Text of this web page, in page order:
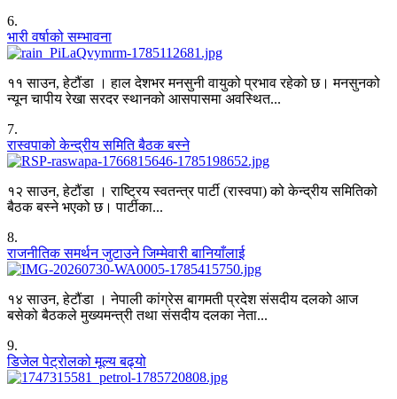
6.
भारी वर्षाको सम्भावना
११ साउन, हेटौंडा । हाल देशभर मनसुनी वायुको प्रभाव रहेको छ। मनसुनको
न्यून चापीय रेखा सरदर स्थानको आसपासमा अवस्थित...
7.
रास्वपाको केन्द्रीय समिति बैठक बस्ने
१२ साउन, हेटौंडा । राष्ट्रिय स्वतन्त्र पार्टी (रास्वपा) को केन्द्रीय समितिको
बैठक बस्ने भएको छ। पार्टीका...
8.
राजनीतिक समर्थन जुटाउने जिम्मेवारी बानियाँलाई
१४ साउन, हेटौंडा । नेपाली कांग्रेस बागमती प्रदेश संसदीय दलको आज
बसेको बैठकले मुख्यमन्त्री तथा संसदीय दलका नेता...
9.
डिजेल पेट्रोलको मूल्य बढ्यो